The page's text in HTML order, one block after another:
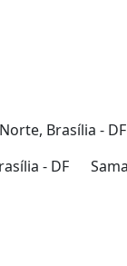
Brasília - DF
- DF